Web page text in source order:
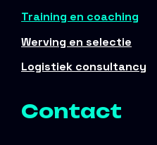
Training en coaching
Werving en selectie
Logistiek consultancy
Contact